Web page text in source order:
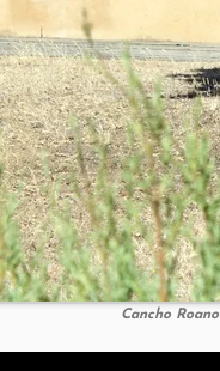
Cancho Roano